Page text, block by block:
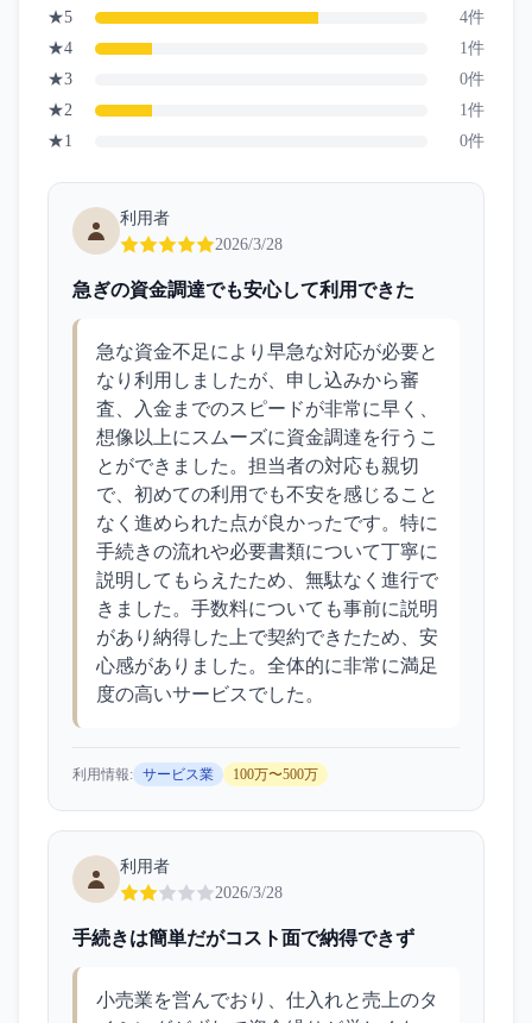
★5 4件
★4 1件
★3 0件
★2 1件
★1 0件
利用者
2026/3/28
急ぎの資金調達でも安心して利用できた
急な資金不足により早急な対応が必要と
なり利用しましたが、申し込みから審
査、入金までのスピードが非常に早く、
想像以上にスムーズに資金調達を行うこ
とができました。担当者の対応も親切
で、初めての利用でも不安を感じること
なく進められた点が良かったです。特に
手続きの流れや必要書類について丁寧に
説明してもらえたため、無駄なく進行で
きました。手数料についても事前に説明
があり納得した上で契約できたため、安
心感がありました。全体的に非常に満足
度の高いサービスでした。
利用情報: サービス業 100万〜500万
利用者
2026/3/28
手続きは簡単だがコスト面で納得できず
小売業を営んでおり、仕入れと売上のタ